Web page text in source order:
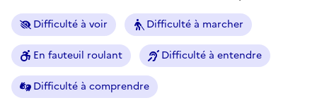
Difficulté à voir Difficulté à marcher
En fauteuil roulant Difficulté à entendre
Difficulté à comprendre